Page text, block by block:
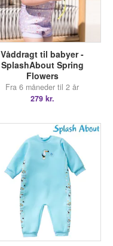
Våddragt til babyer -
SplashAbout Spring
Flowers
Fra 6 måneder til 2 år
279 kr.